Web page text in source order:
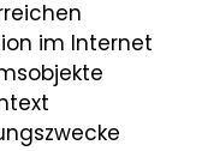
im Internet